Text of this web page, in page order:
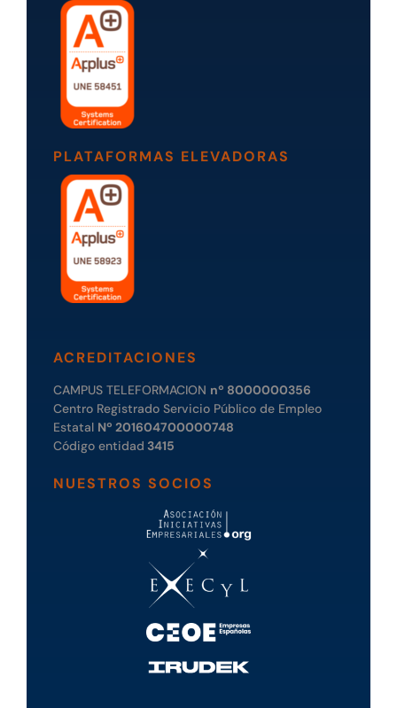
PLATAFORMAS ELEVADORAS
ACREDITACIONES
CAMPUS TELEFORMACION nº 8000000356
Centro Registrado Servicio Público de Empleo
Estatal Nº 201604700000748
Código entidad 3415
NUESTROS SOCIOS